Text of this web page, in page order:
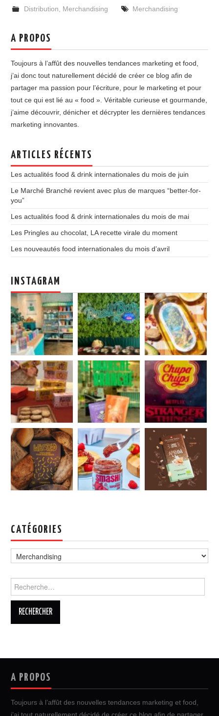
Distribution Merchandising Merchandising
A PROPOS
Toujours à l’affût des nouvelles tendances marketing et food,
j’ai donc tout naturellement décidé de créer ce blog afin de
partager ma passion pour l’écriture, pour le marketing et pour
tout ce qui est lié au « food ». Véritable curieuse et gourmande,
j’aime découvrir, dénicher et décrypter les dernières tendances
marketing innovantes.
ARTICLES RÉCENTS
Les actualités food & drink internationales du mois de juin
Le Marché Branché revient avec plus de marques “better-for-
you”
Les actualités food & drink internationales du mois de mai
Les Pringles au chocolat, LA recette virale du moment
Les nouveautés food internationales du mois d’avril
INSTAGRAM
CATÉGORIES
A PROPOS
Toujours à l’affût des nouvelles tendances marketing et food,